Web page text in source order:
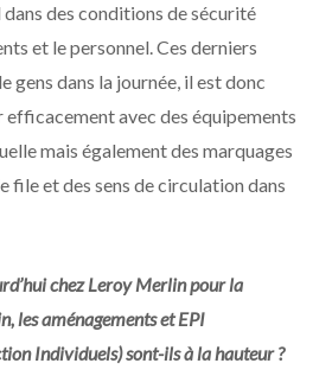
dans des conditions de sécurité
et le personnel. Ces derniers
gens dans la journée, il est donc
efficacement avec des équipements
mais également des marquages
file et des sens de circulation dans
chez Leroy Merlin pour la
les aménagements et EPI
Individuels) sont-ils à la hauteur ?